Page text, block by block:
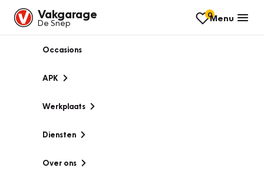
Vakgarage
De Snep
0Menu
Occasions
APK
Werkplaats
Diensten
Over ons